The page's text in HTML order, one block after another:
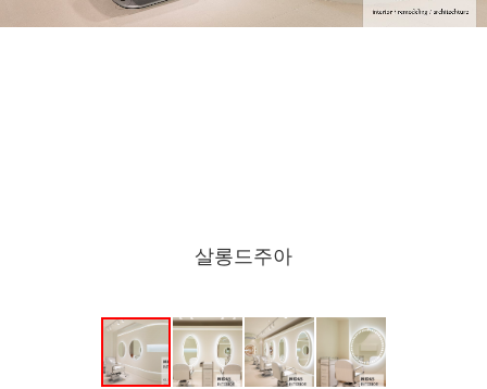
살롱드주아